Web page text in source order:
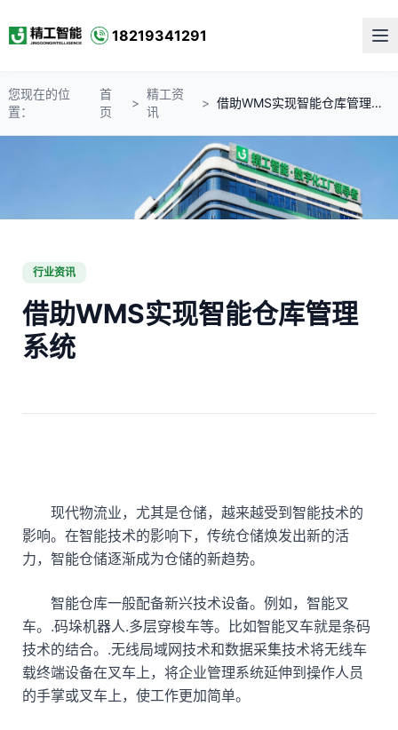
18219341291
您现在的位
置：
首
页
>
精工资
讯
> 借助WMS实现智能仓库管理系统
行业资讯
借助WMS实现智能仓库管理
系统
现代物流业，尤其是仓储，越来越受到智能技术的
影响。在智能技术的影响下，传统仓储焕发出新的活
力，智能仓储逐渐成为仓储的新趋势。
智能仓库一般配备新兴技术设备。例如，智能叉
车。.码垛机器人.多层穿梭车等。比如智能叉车就是条码
技术的结合。.无线局域网技术和数据采集技术将无线车
载终端设备在叉车上，将企业管理系统延伸到操作人员
的手掌或叉车上，使工作更加简单。